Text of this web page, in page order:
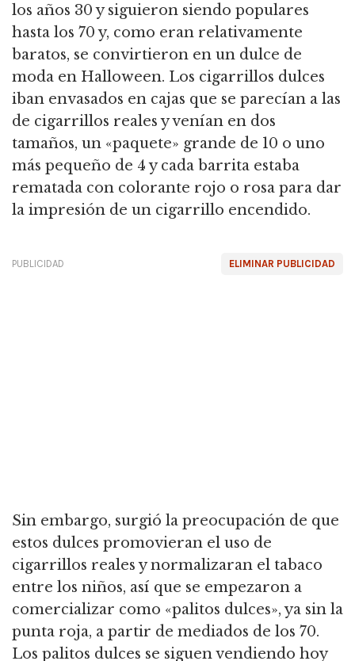
los años 30 y siguieron siendo populares
hasta los 70 y, como eran relativamente
baratos, se convirtieron en un dulce de
moda en Halloween. Los cigarrillos dulces
iban envasados en cajas que se parecían a las
de cigarrillos reales y venían en dos
tamaños, un «paquete» grande de 10 o uno
más pequeño de 4 y cada barrita estaba
rematada con colorante rojo o rosa para dar
la impresión de un cigarrillo encendido.
ELIMINAR PUBLICIDAD
PUBLICIDAD
Sin embargo, surgió la preocupación de que
estos dulces promovieran el uso de
cigarrillos reales y normalizaran el tabaco
entre los niños, así que se empezaron a
comercializar como «palitos dulces», ya sin la
punta roja, a partir de mediados de los 70.
Los palitos dulces se siguen vendiendo hoy